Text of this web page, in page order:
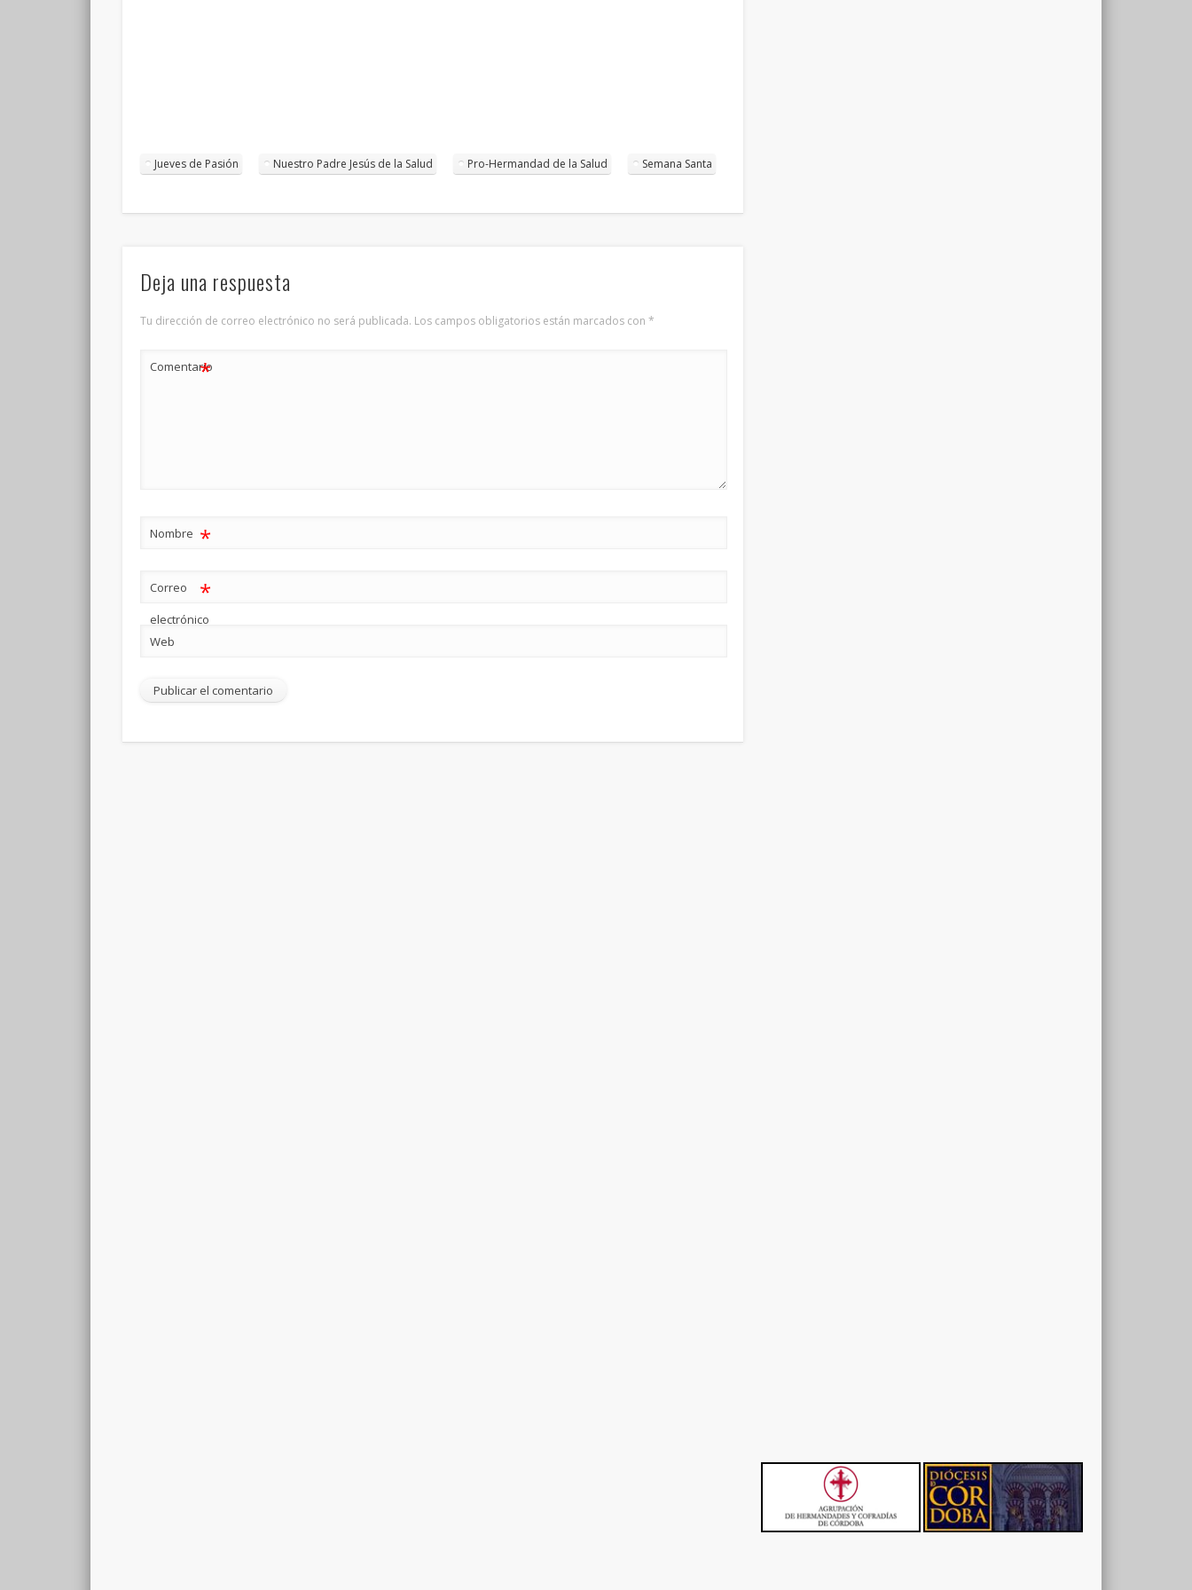
Jueves de Pasión Nuestro Padre Jesús de la Salud Pro-Hermandad de la Salud Semana Santa
Deja una respuesta
Tu dirección de correo electrónico no será publicada. Los campos obligatorios están marcados con*
Comentario
*
Nombre *
Correo
electrónico
*
Web